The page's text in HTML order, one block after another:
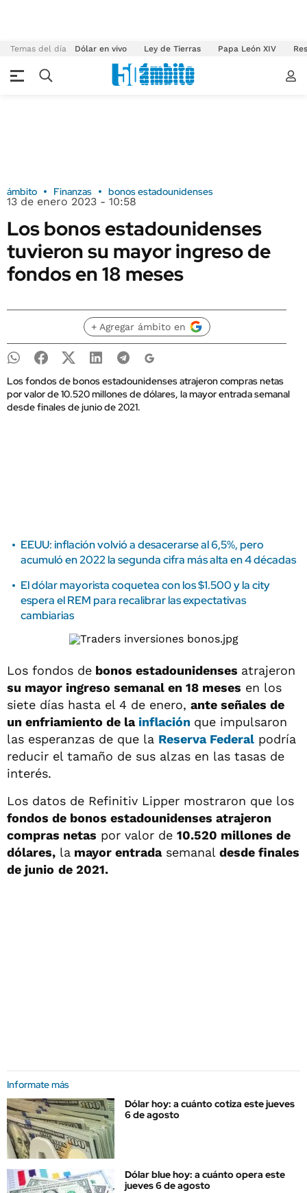
Temas del día Dólar en vivo Ley de Tierras Papa León XIV
ámbito Finanzas bonos estadounidenses
13 de enero 2023 - 10:58
Los bonos estadounidenses
tuvieron su mayor ingreso de
fondos en 18 meses
+ Agregar ámbito en
Los fondos de bonos estadounidenses atrajeron compras netas
por valor de 10.520 millones de dólares, la mayor entrada semanal
desde finales de junio de 2021.
EEUU: inflación volvió a desacerarse al 6,5%, pero
acumuló en 2022 la segunda cifra más alta en 4 décadas
El dólar mayorista coquetea con los $1.500 y la city
espera el REM para recalibrar las expectativas
cambiarias
Los fondos de bonos estadounidenses atrajeron
su mayor ingreso semanal en 18 meses en los
siete días hasta el 4 de enero, ante señales de
un enfriamiento de lainflación que impulsaron
las esperanzas de que la Reserva Federal podría
reducir el tamaño de sus alzas en las tasas de
interés.
Los datos de Refinitiv Lipper mostraron que los
fondos de bonos estadounidenses atrajeron
compras netas por valor de 10.520 millones de
dólares, la mayor entradasemanal desde finales
de junio de 2021.
Informate más
Dólar hoy: a cuánto cotiza este jueves
6 de agosto
Dólar blue hoy: a cuánto opera este
jueves 6 de agosto